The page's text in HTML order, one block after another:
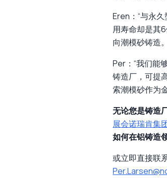
Eren：“与永
用寿命却是其
向潮模砂铸造
Per：“我们能
铸造厂，可提
索潮模砂作为
无论您是铸造
展会诺瑞肯集
如何在铝铸造
或立即直接联